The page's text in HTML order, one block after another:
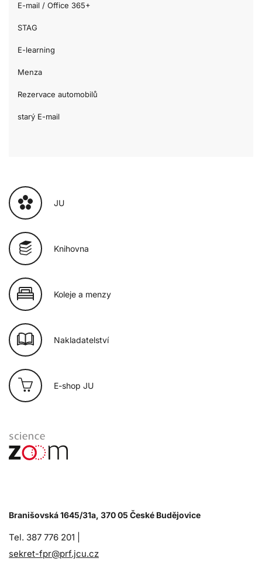
E-mail / Office 365+
STAG
E-learning
Menza
Rezervace automobilů
starý E-mail
JU
Knihovna
Koleje a menzy
Nakladatelství
E-shop JU
Branišovská 1645/31a, 370 05 České Budějovice
Tel. 387 776 201 |
sekret-fpr@prf.jcu.cz